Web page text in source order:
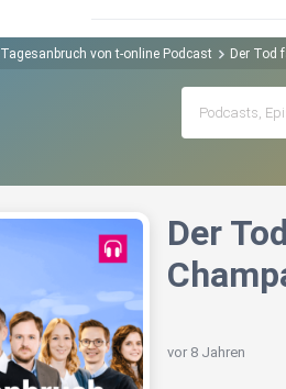
Tagesanbruch von t-online Podcast Der Tod
Der
vor 8 Jahren